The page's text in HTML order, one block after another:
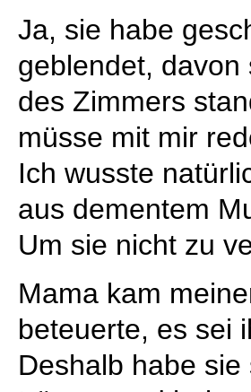
Ja, sie habe
geblendet,
des Zimmers
müsse mit mir
Ich wusste
aus dementem
Um sie nicht zu
Mama kam
beteuerte, es sei
Deshalb habe